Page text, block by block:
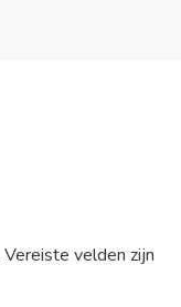
Vereiste velden zijn